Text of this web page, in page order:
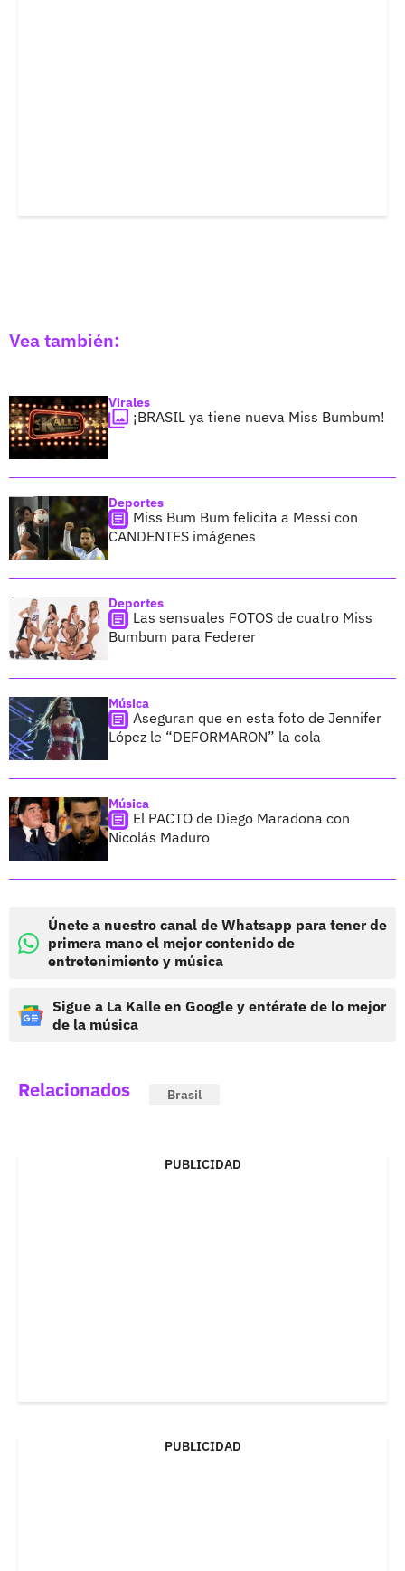
Vea también:
Virales
¡BRASIL ya tiene nueva Miss Bumbum!
Deportes
Miss Bum Bum felicita a Messi con
CANDENTES imágenes
Deportes
Las sensuales FOTOS de cuatro Miss
Bumbum para Federer
Música
Aseguran que en esta foto de Jennifer
López le “DEFORMARON” la cola
Música
El PACTO de Diego Maradona con
Nicolás Maduro
Únete a nuestro canal de Whatsapp para tener de
primera mano el mejor contenido de
entretenimiento y música
Sigue a La Kalle en Google y entérate de lo mejor
de la música
Relacionados Brasil
PUBLICIDAD
PUBLICIDAD